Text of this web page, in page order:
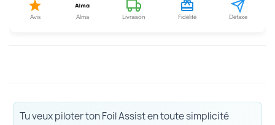
Avis Alma Livraison Fidélité Détaxe
Tu veux piloter ton Foil Assist en toute simplicité